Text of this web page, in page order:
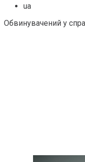
ua
Обвинувачений у